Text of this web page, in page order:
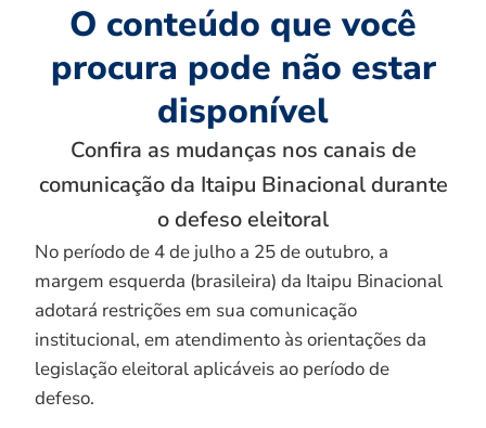
O conteúdo que você
procura pode não estar
disponível
Confira as mudanças nos canais de
comunicação da Itaipu Binacional durante
o defeso eleitoral
No período de 4 de julho a 25 de outubro, a
margem esquerda (brasileira) da Itaipu Binacional
adotará restrições em sua comunicação
institucional, em atendimento às orientações da
legislação eleitoral aplicáveis ao período de
defeso.